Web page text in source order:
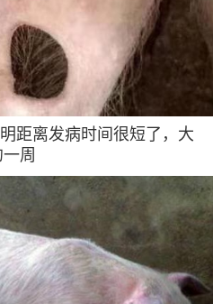
距离发病时间很短了，大
周